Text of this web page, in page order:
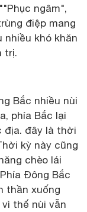
ngâm",
điệp mang
nhiều khó khăn
trị.
Bắc nhiều nùi
phía Bắc lại
địa. đây là thời
kỳ này cũng
chèo lái
Đông Bắc
thần xuống
thế nùi vẫn